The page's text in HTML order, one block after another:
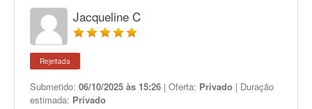
Jacqueline C
Rejeitada
Submetido: 06/10/2025 às 15:26 | Oferta: Privado | Duração
estimada: Privado